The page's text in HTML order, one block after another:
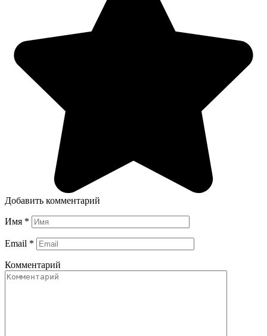
Добавить комментарий
Имя *
Email *
Комментарий